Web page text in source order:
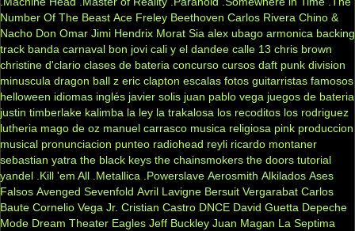
Number Of The Beast Ace Freley Beethoven Carlos Rivera Chino &
Nacho Don Omar Jimi Hendrix Morat Sia alex ubago armonica backing
track banda carnaval bon jovi cali y el dandee calle 13 chris brown
christine d'clario clases de bateria concurso cursos daft punk division
minuscula dragon ball z eric clapton escalas fotos guitarristas famosos
helloween idiomas inglés javier solis juan pablo vega juegos de bateria
justin timberlake kalimba la ley la trakalosa los recoditos los rodriguez
lutheria mago de oz manuel carrasco musica religiosa pink produccion
musical pronunciacion punteo radiohead reyli ricardo montaner
sebastian yatra the black keys the chainsmokers the doors tutorial
yandel .Kill 'em All .Metallica .Powerslave Aerosmith Alkilados Ases
Falsos Avenged Sevenfold Avril Lavigne Bersuit Vergarabat Carlos
Baute Cornelio Vega Jr. Cristian Castro DNCE David Guetta Depeche
Mode Dream Theater Eagles Jeff Buckley Juan Magan La Septima